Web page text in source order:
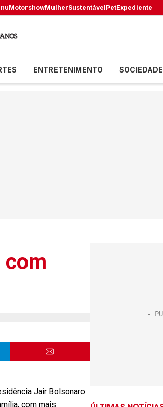
MotorshowMulherSustentávelPetExpediente
ENTRETENIMENTO SOCIEDADE
com
Jair Bolsonaro
com mais